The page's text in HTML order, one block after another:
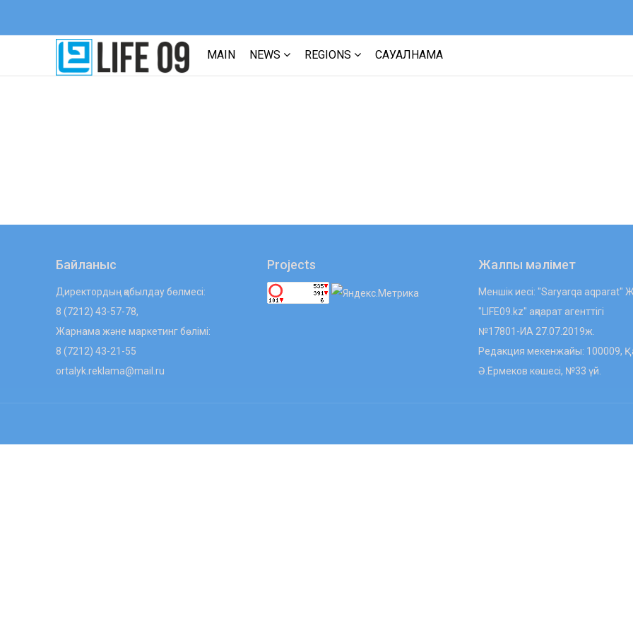
MAIN NEWS REGIONS САУАЛНАМА
Байланыс
Директордың қабылдау бөлмесі:
8 (7212) 43-57-78,
Жарнама және маркетинг бөлімі:
8 (7212) 43-21-55
ortalyk.reklama@mail.ru
Projects Жалпы мәлімет
Меншік иесі: "Saryarqa aqparat"
"LIFE09.kz" ақпарат агенттігі
№17801-ИА 27.07.2019ж.
Редакция мекенжайы: 100009,
Ә.Ермеков көшесі, №33 үй.